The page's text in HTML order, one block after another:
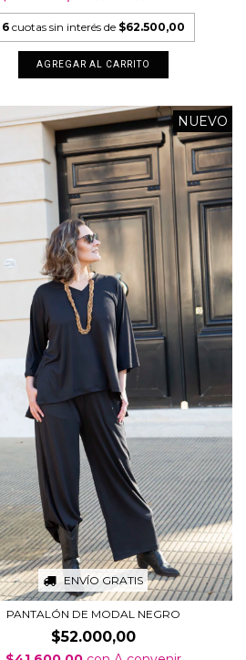
6 cuotas sin interés de $62.500,00
AGREGAR AL CARRITO
ENVÍO GRATIS
NUEVO
PANTALÓN DE MODAL NEGRO
$52.000,00